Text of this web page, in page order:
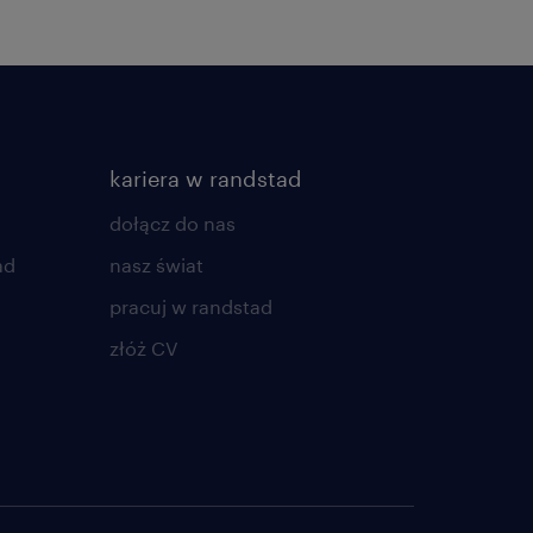
kariera w randstad
dołącz do nas
nasz świat
pracuj w randstad
złóż CV